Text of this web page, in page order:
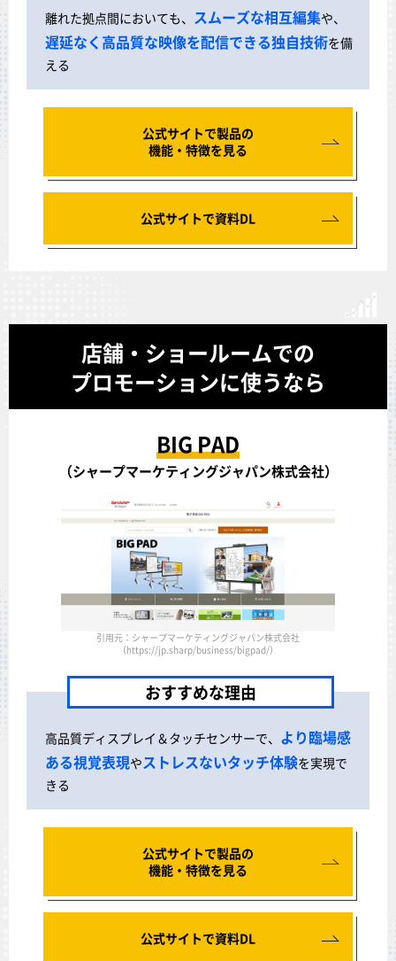
離れた拠点間においても、 スムーズな相互編集や、
遅延なく高品質な映像を配信できる独自技術を備
える
公式サイトで製品の
機能・特徴を見る
公式サイトで資料DL
店舗・ショールームでの
プロモーションに使うなら
BIG PAD
（シャープマーケティングジャパン株式会社）
引用元：シャープマーケティングジャパン株式会社
（https://jp.sharp/business/bigpad/）
おすすめな理由
高品質ディスプレイ＆タッチセンサーで、 より臨場感
ある視覚表現やストレスないタッチ体験を実現で
きる
公式サイトで製品の
機能・特徴を見る
公式サイトで資料DL